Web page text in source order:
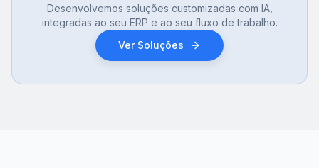
Desenvolvemos soluções customizadas com IA,
integradas ao seu ERP e ao seu fluxo de trabalho.
Ver Soluções